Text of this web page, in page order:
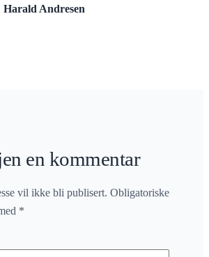
Harald Andresen
en kommentar
vil ikke bli publisert. Obligatoriske
*